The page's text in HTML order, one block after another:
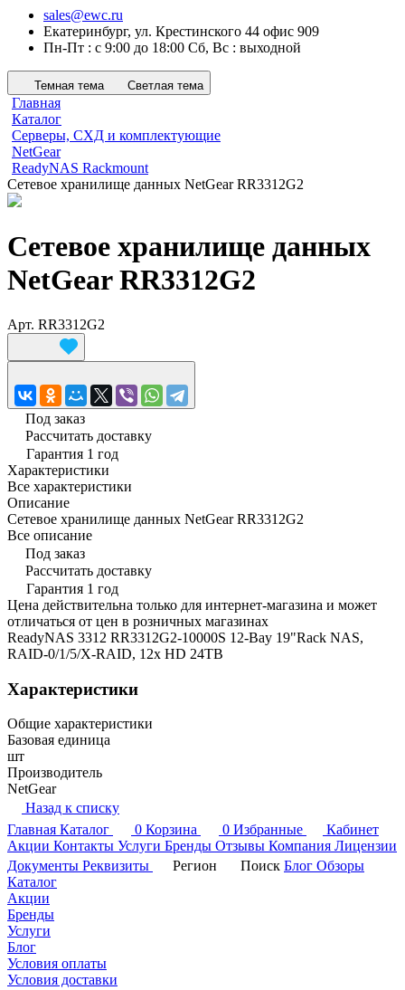
sales@ewc.ru
Екатеринбург, ул. Крестинского 44 офис 909
Пн-Пт : с 9:00 до 18:00 Сб, Вс : выходной
Темная тема Светлая тема
Главная
Каталог
Серверы, СХД и комплектующие
NetGear
ReadyNAS Rackmount
Сетевое хранилище данных NetGear RR3312G2
Сетевое хранилище данных
NetGear RR3312G2
Арт. RR3312G2
Под заказ
Рассчитать доставку
Гарантия 1 год
Характеристики
Все характеристики
Описание
Сетевое хранилище данных NetGear RR3312G2
Все описание
Под заказ
Рассчитать доставку
Гарантия 1 год
Цена действительна только для интернет-магазина и может
отличаться от цен в розничных магазинах
ReadyNAS 3312 RR3312G2-10000S 12-Bay 19"Rack NAS,
RAID-0/1/5/X-RAID, 12x HD 24TB
Характеристики
Общие характеристики
Базовая единица
шт
Производитель
NetGear
Назад к списку
Главная Каталог 0 Корзина 0 Избранные
Кабинет
Акции Контакты Услуги Бренды Отзывы Компания Лицензии
Документы Реквизиты Регион Поиск Блог Обзоры
Каталог
Акции
Бренды
Услуги
Блог
Условия оплаты
Условия доставки